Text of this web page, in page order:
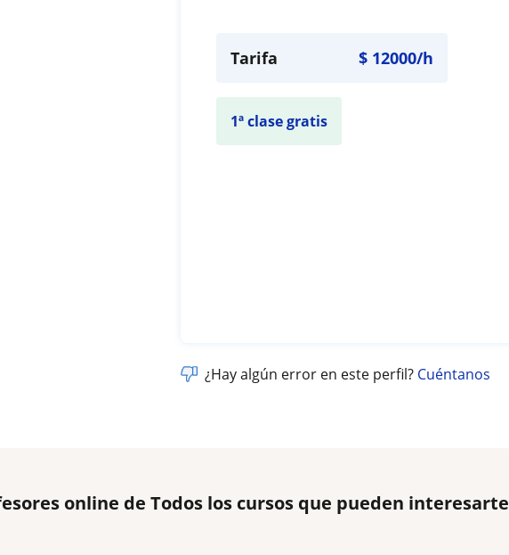
Tarifa $ 12000/h
1ª clase gratis
¿Hay algún error en este perfil? Cuéntanos
online de Todos los cursos que pueden interesarte